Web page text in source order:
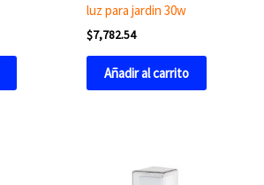
luz para jardin 30w
$7,782.54
Añadir al carrito